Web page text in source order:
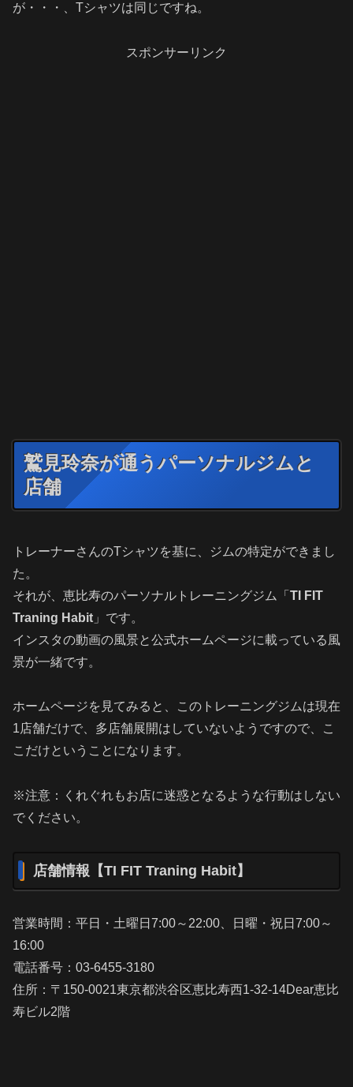
が・・・、Tシャツは同じですね。
スポンサーリンク
鷲見玲奈が通うパーソナルジムと
店舗
トレーナーさんのTシャツを基に、ジムの特定ができまし
た。
それが、恵比寿のパーソナルトレーニングジム「 TI FIT
Traning Habit 」です。
インスタの動画の風景と公式ホームページに載っている風
景が一緒です。
ホームページを見てみると、このトレーニングジムは現在
1店舗だけで、多店舗展開はしていないようですので、こ
こだけということになります。
※注意：くれぐれもお店に迷惑となるような行動はしない
でください。
店舗情報【TI FIT Traning Habit】
営業時間：平日・土曜日7:00～22:00、日曜・祝日7:00～
16:00
電話番号：03-6455-3180
住所：〒150-0021東京都渋谷区恵比寿西1-32-14Dear恵比
寿ビル2階